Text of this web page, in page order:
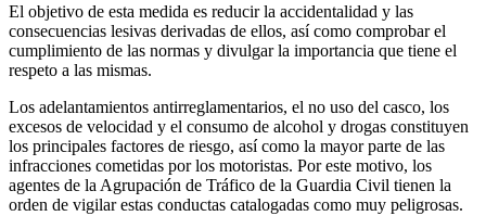
El objetivo de esta medida es reducir la accidentalidad y las
consecuencias lesivas derivadas de ellos, así como comprobar el
cumplimiento de las normas y divulgar la importancia que tiene el
respeto a las mismas.
Los adelantamientos antirreglamentarios, el no uso del casco, los
excesos de velocidad y el consumo de alcohol y drogas constituyen
los principales factores de riesgo, así como la mayor parte de las
infracciones cometidas por los motoristas. Por este motivo, los
agentes de la Agrupación de Tráfico de la Guardia Civil tienen la
orden de vigilar estas conductas catalogadas como muy peligrosas.